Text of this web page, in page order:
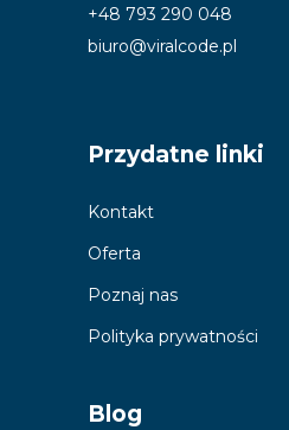
+48 793 290 048
biuro@viralcode.pl
Przydatne linki
Kontakt
Oferta
Poznaj nas
Polityka prywatności
Blog